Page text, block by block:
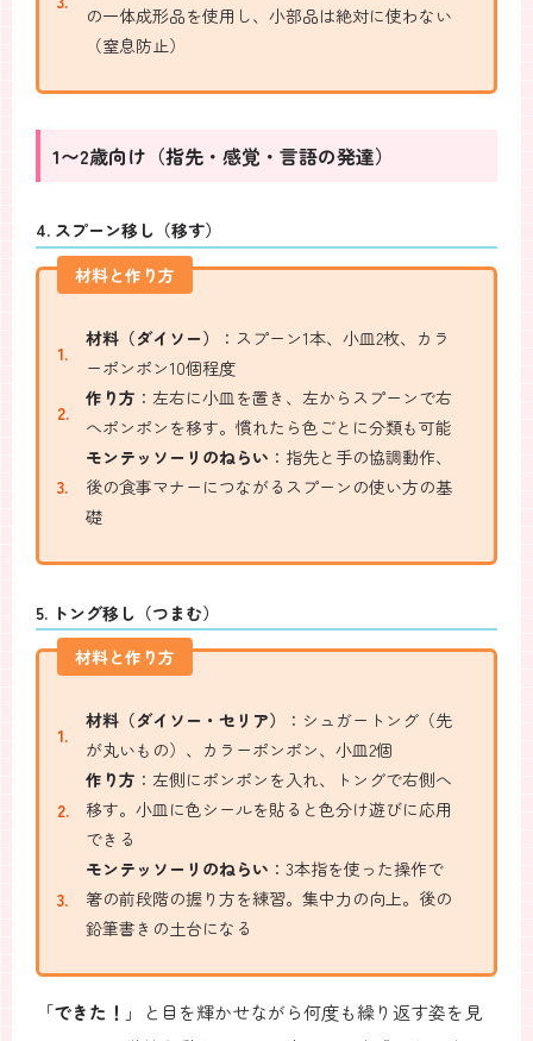
の一体成形品を使用し、小部品は絶対に使わない
（窒息防止）
1〜2歳向け（指先・感覚・言語の発達）
4. スプーン移し（移す）
材料と作り方
材料（ダイソー）
：スプーン1本、小皿2枚、カラ
ーポンポン10個程度
作り方 ：左右に小皿を置き、左からスプーンで右
へポンポンを移す。慣れたら色ごとに分類も可能
モンテッソーリのねらい ：指先と手の協調動作、
後の食事マナーにつながるスプーンの使い方の基
礎
5. トング移し（つまむ）
材料と作り方
材料（ダイソー・セリア）
：シュガートング（先
が丸いもの）、カラーポンポン、小皿2個
作り方 ：左側にポンポンを入れ、トングで右側へ
移す。小皿に色シールを貼ると色分け遊びに応用
できる
モンテッソーリのねらい ：3本指を使った操作で
箸の前段階の握り方を練習。集中力の向上。後の
鉛筆書きの土台になる
「できた！ 」と目を輝かせながら何度も繰り返す姿を見